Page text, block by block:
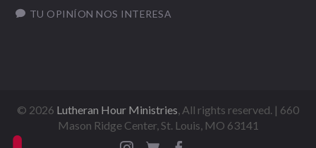
 TU OPINÍON NOS INTERESA
© 2026 Lutheran Hour Ministries, All rights reserved. | 660
Mason Ridge Center, St. Louis, MO 63141